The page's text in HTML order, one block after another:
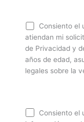
Consiento el
atiendan mi
de Privacidad y
años de edad,
legales sobre la
Consiento el